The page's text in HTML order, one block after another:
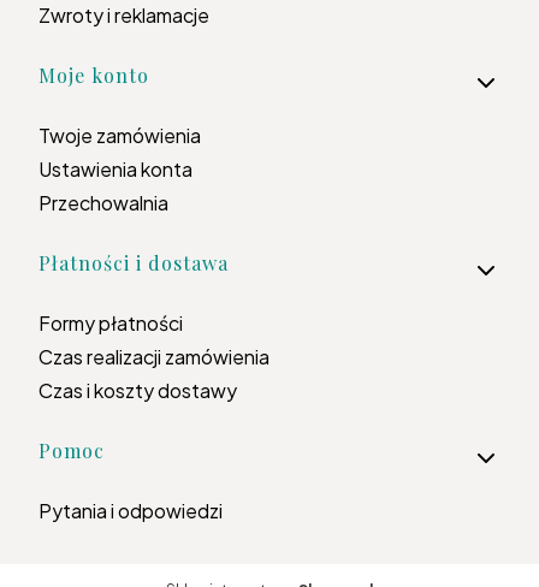
Zwroty i reklamacje
Moje konto
Twoje zamówienia
Ustawienia konta
Przechowalnia
Płatności i dostawa
Formy płatności
Czas realizacji zamówienia
Czas i koszty dostawy
Pomoc
Pytania i odpowiedzi